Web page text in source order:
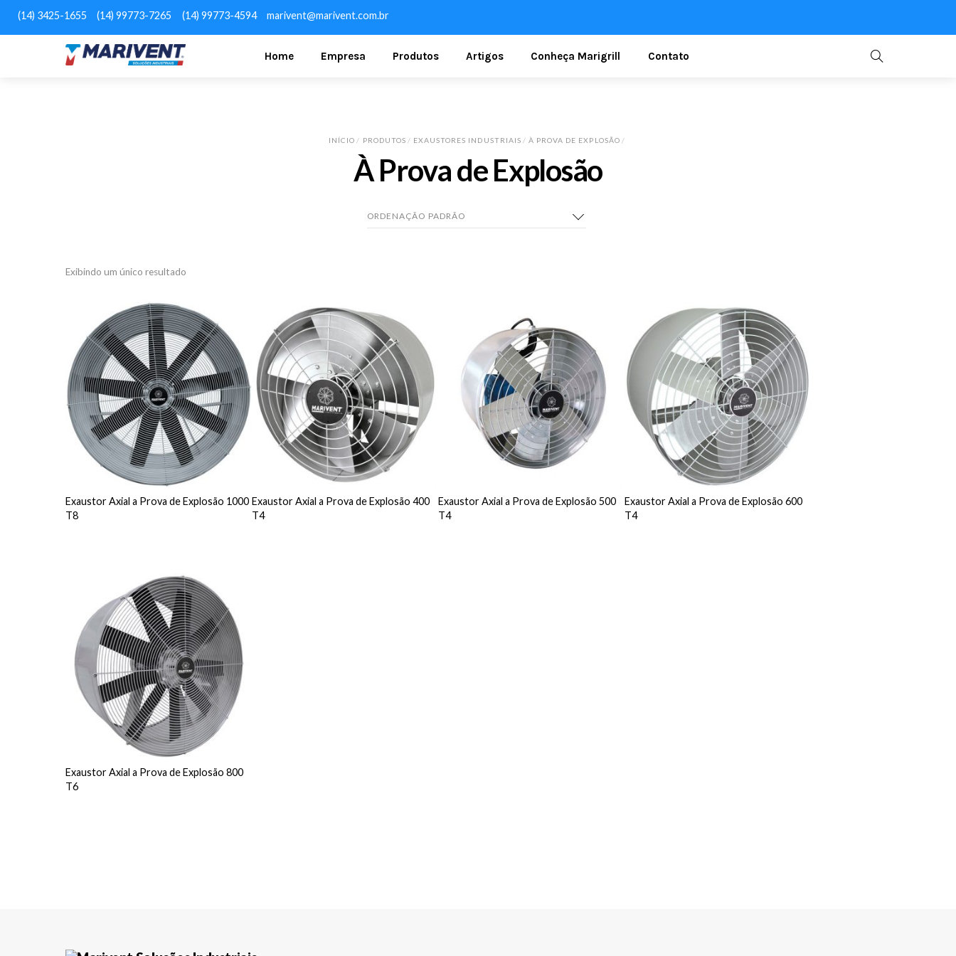
(14) 3425-1655 (14) 99773-7265 (14) 99773-4594 marivent@marivent.com.br
Home Empresa Produtos Artigos Conheça Marigrill Contato
INÍCIO / PRODUTOS/ EXAUSTORES INDUSTRIAIS/ À PROVA DE EXPLOSÃO/
À Prova de Explosão
Exibindo um único resultado
Exaustor Axial a Prova de Explosão 1000
T8
Exaustor Axial a Prova de Explosão 400
T4
Exaustor Axial a Prova de Explosão 500
T4
Exaustor Axial a Prova de Explosão 600
T4
Exaustor Axial a Prova de Explosão 800
T6